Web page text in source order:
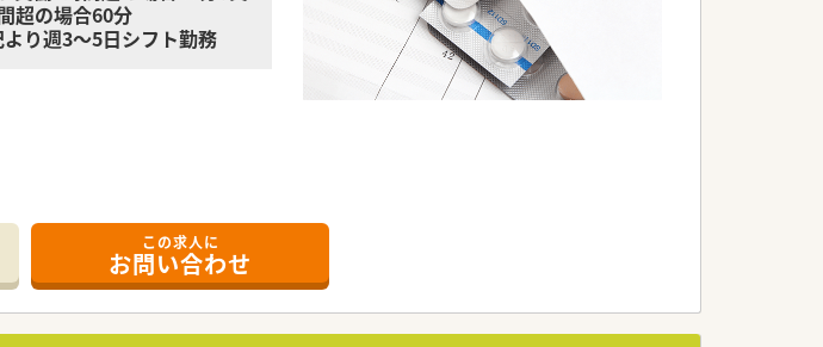
超の場合60分
り週3～5日シフト勤務
の利用をお願いしております。
この求人に
お問い合わせ